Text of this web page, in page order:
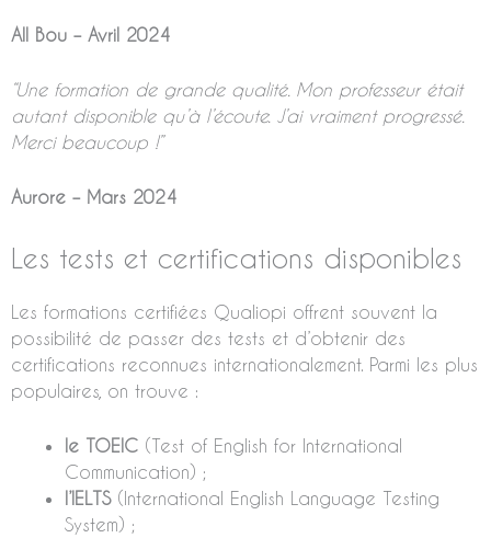
All Bou – Avril 2024
“Une formation de grande qualité. Mon professeur était
autant disponible qu’à l’écoute. J’ai vraiment progressé.
Merci beaucoup !”
Aurore – Mars 2024
Les tests et certifications disponibles
Les formations certifiées Qualiopi offrent souvent la
possibilité de passer des tests et d’obtenir des
certifications reconnues internationalement. Parmi les plus
populaires, on trouve :
le TOEIC (Test of English for International
Communication) ;
l’IELTS(International English Language Testing
System) ;